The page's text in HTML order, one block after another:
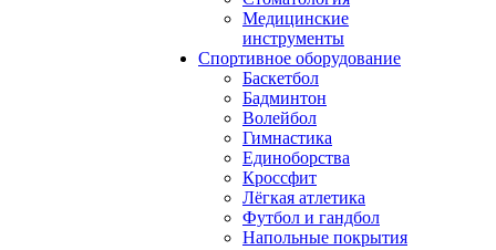
Медицинские
инструменты
Спортивное оборудование
Баскетбол
Бадминтон
Волейбол
Гимнастика
Единоборства
Кроссфит
Лёгкая атлетика
Футбол и гандбол
Напольные покрытия